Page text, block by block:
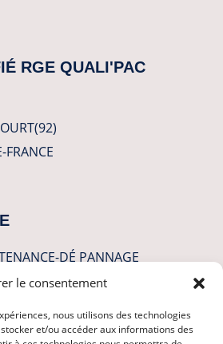
le consentement
nous utilisons des technologies
et/ou accéder aux informations des
RGE QUALI'PAC
FRANCE
DÉ PANNAGE